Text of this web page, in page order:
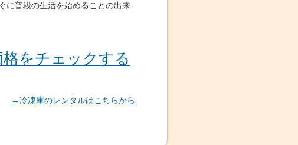
に普段の生活を始めることの出来
をチェックする
→冷凍庫のレンタルはこちらから